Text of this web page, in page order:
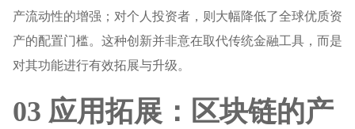
产流动性的增强；对个人投资者，则大幅降低了全球优质资
产的配置门槛。这种创新并非意在取代传统金融工具，而是
对其功能进行有效拓展与升级。
03 应用拓展：区块链的产